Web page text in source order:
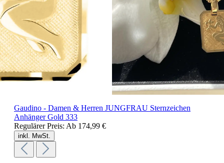
Gaudino - Damen & Herren JUNGFRAU Sternzeichen
Anhänger Gold 333
Regulärer Preis: Ab 174,99 €
inkl. MwSt.